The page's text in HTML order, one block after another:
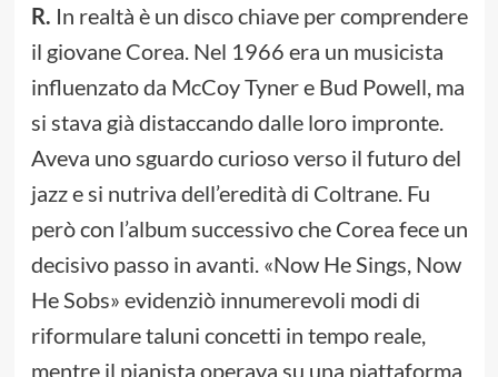
R. In realtà è un disco chiave per comprendere
il giovane Corea. Nel 1966 era un musicista
influenzato da McCoy Tyner e Bud Powell, ma
si stava già distaccando dalle loro impronte.
Aveva uno sguardo curioso verso il futuro del
jazz e si nutriva dell’eredità di Coltrane. Fu
però con l’album successivo che Corea fece un
decisivo passo in avanti. «Now He Sings, Now
He Sobs» evidenziò innumerevoli modi di
riformulare taluni concetti in tempo reale,
mentre il pianista operava su una piattaforma